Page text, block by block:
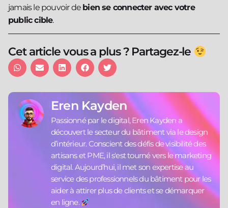
jamais le pouvoir de bien se connecter avec votre
public cible.
Cet article vous a plus ? Partagez-le
Eren Kayden
Passionné par le digital, Eren Kayden a
découvert le secteur du bâtiment via le design
d’intérieur. Conscient des défis de visibilité des
artisans et PME, il s'est tourné vers le marketing
digital. Aujourd’hui, il met son expertise au
service des professionnels du bâtiment pour les
aider à attirer plus de clients et se démarquer
en ligne.